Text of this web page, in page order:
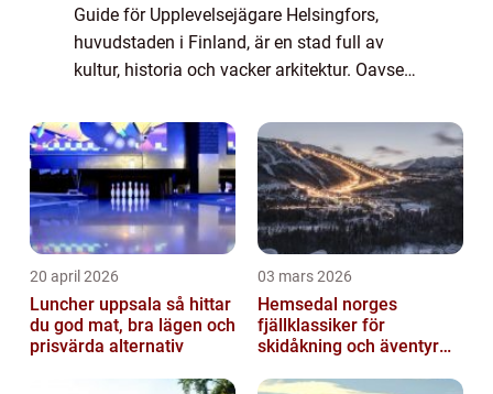
Guide för Upplevelsejägare Helsingfors,
huvudstaden i Finland, är en stad full av
kultur, historia och vacker arkitektur. Oavsett
arkitektur eller natur, finns det något...
20 april 2026
Luncher uppsala så hittar
du god mat, bra lägen och
prisvärda alternativ
03 mars 2026
Hemsedal norges
fjällklassiker för
skidåkning och äventyr